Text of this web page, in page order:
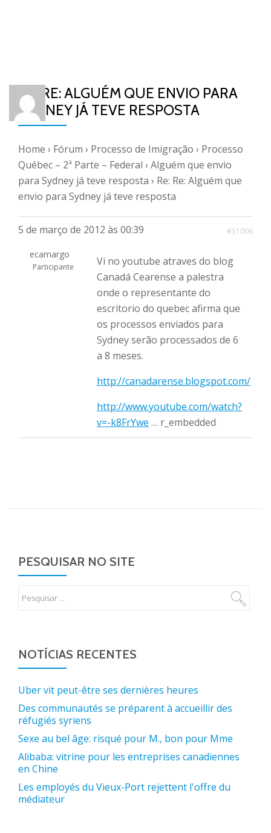
RE: RE: ALGUÉM QUE ENVIO PARA
SYDNEY JÁ TEVE RESPOSTA
Home › Fórum › Processo de Imigração › Processo
Québec – 2ª Parte – Federal › Alguém que envio
para Sydney já teve resposta › Re: Re: Alguém que
envio para Sydney já teve resposta
5 de março de 2012 às 00:39 #51006
ecamargo
Participante
Vi no youtube atraves do blog
Canadá Cearense a palestra
onde o representante do
escritorio do quebec afirma que
os processos enviados para
Sydney serão processados de 6
a 8 meses.
http://canadarense.blogspot.com/
http://www.youtube.com/watch?
v=-k8FrYwe … r_embedded
PESQUISAR NO SITE
NOTÍCIAS RECENTES
Uber vit peut-être ses dernières heures
Des communautés se préparent à accueillir des
réfugiés syriens
Sexe au bel âge: risqué pour M., bon pour Mme
Alibaba: vitrine pour les entreprises canadiennes
en Chine
Les employés du Vieux-Port rejettent l'offre du
médiateur